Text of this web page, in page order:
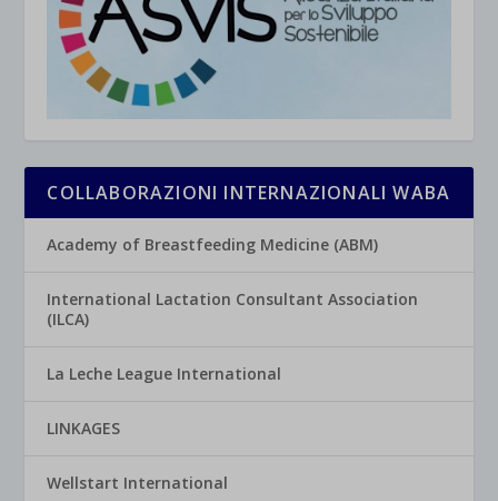
COLLABORAZIONI INTERNAZIONALI WABA
Academy of Breastfeeding Medicine (ABM)
International Lactation Consultant Association
(ILCA)
La Leche League International
LINKAGES
Wellstart International